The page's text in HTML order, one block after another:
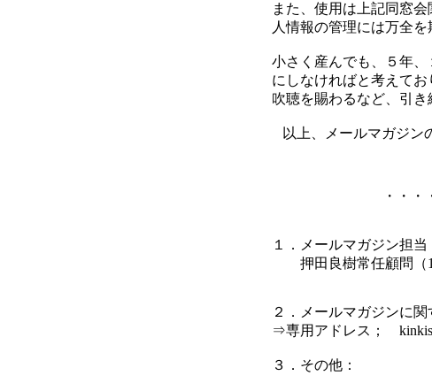
また、使用は上記同窓
人情報の管理には万全
小さく産んでも、５年
にしなければと考えて
吹聴を賜わるなど、引き
以上、メールマガジン
・・
１．メールマガジン担当
押田良樹常任顧問（
２．メールマガジンに関
⇒専用アドレス；
３．その他：